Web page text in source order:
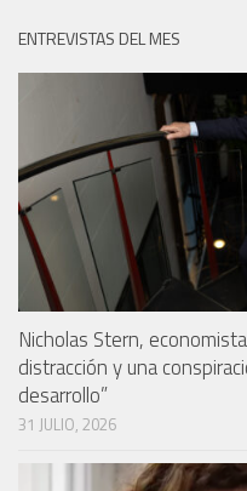
ENTREVISTAS DEL MES
Nicholas Stern,
distracción y una
desarrollo”
31 JULIO, 2026